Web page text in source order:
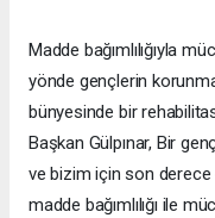
Madde bağımlılığıyla
yönde gençlerin
bünyesinde bir
Başkan Gülpınar, Bir
ve bizim için son derece
madde bağımlılığı ile